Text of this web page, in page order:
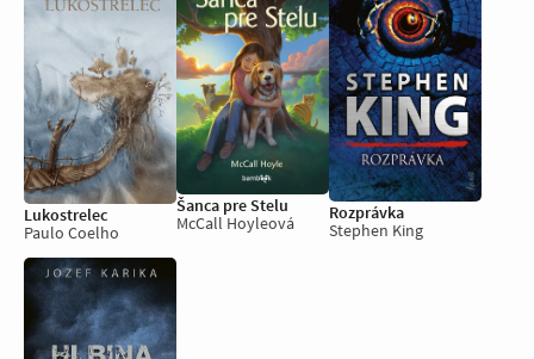
Lukostrelec
Paulo Coelho
Šanca pre Stelu
McCall Hoyleová
Rozprávka
Stephen King